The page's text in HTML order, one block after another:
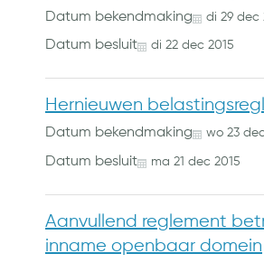
Datum bekendmaking di 29 dec
Datum besluit di 22 dec 2015
Hernieuwen
Datum bekendmaking wo 23 dec
Datum besluit ma 21 dec 2015
Aanvullend reglement
inname openbaar domein